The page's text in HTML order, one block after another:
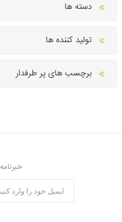
دسته ها
تولید کننده ها
برچسب های پر طرفدار
خبرنامه